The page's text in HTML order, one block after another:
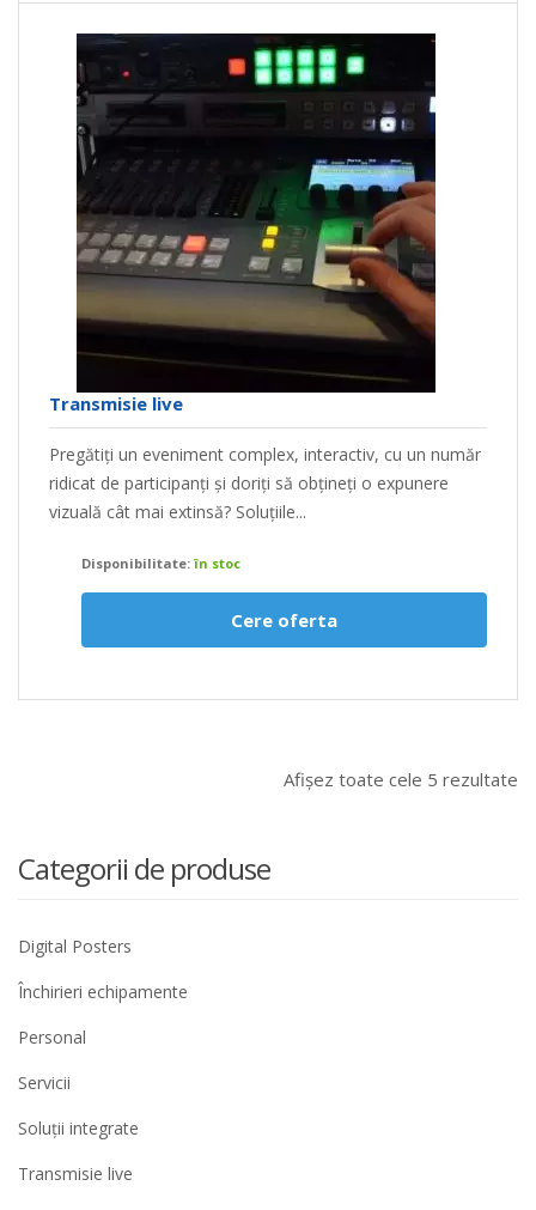
Transmisie live
Pregătiți un eveniment complex, interactiv, cu un număr
ridicat de participanți și doriți să obțineți o expunere
vizuală cât mai extinsă? Soluțiile...
Disponibilitate: în stoc
Cere oferta
Afișez toate cele 5 rezultate
Categorii de produse
Digital Posters
Închirieri echipamente
Personal
Servicii
Soluții integrate
Transmisie live